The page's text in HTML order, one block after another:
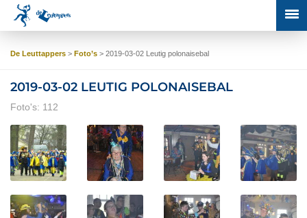
De Leuttappers > Foto’s > 2019-03-02 Leutig polonaisebal
2019-03-02 LEUTIG POLONAISEBAL
Foto's: 112